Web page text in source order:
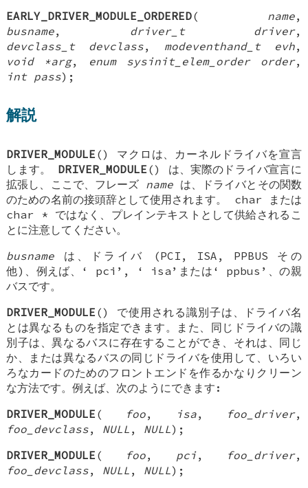
EARLY_DRIVER_MODULE_ORDERED( name,
busname, driver_t driver,
devclass_t devclass, modeventhand_t evh,
void *arg, enum sysinit_elem_order order,
int pass);
解説
DRIVER_MODULE () マクロは、カーネルドライバを宣言
します。 DRIVER_MODULE () は、実際のドライバ宣言に
拡張し、ここで、フレーズ name は、ドライバとその関数
のための名前の接頭辞として使用されます。 char または
char * ではなく、プレインテキストとして供給されるこ
とに注意してください。
busname は、ドライバ (PCI, ISA, PPBUS その
他)、例えば、‘ pci ’, ‘ isa ’または‘ ppbus ’、の親
バスです。
DRIVER_MODULE () で使用される識別子は、ドライバ名
とは異なるものを指定できます。また、同じドライバの識
別子は、異なるバスに存在することができ、それは、同じ
か、または異なるバスの同じドライバを使用して、いろい
ろなカードのためのフロントエンドを作るかなりクリーン
な方法です。例えば、次のようにできます:
DRIVER_MODULE ( foo, isa, foo_driver,
foo_devclass, NULL , NULL);
DRIVER_MODULE ( foo, pci, foo_driver,
foo_devclass, NULL , NULL);